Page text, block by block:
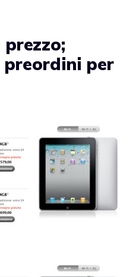
preordini per